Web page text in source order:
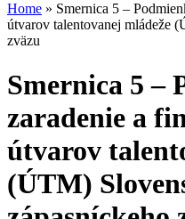
Home » Smernica 5 –
útvarov talentovanej mládeže
zväzu
Smernica 5 –
zaradenie a
útvarov
(ÚTM)